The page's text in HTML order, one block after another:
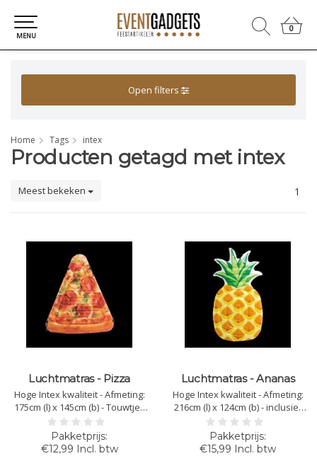
0
0
MENU
Open filters
Home Tags intex
Producten getagd met intex
Meest bekeken 1
Luchtmatras - Pizza
Hoge Intex kwaliteit - Afmeting:
175cm (l) x 145cm (b) - Touwtjes
voorzien voor verbinding met
andere - inclusief
reparatiemateriaal
€12,99 Incl. btw
Luchtmatras - Ananas
Hoge Intex kwaliteit - Afmeting:
216cm (l) x 124cm (b) - inclusief
reparatiemateriaal
€15,99 Incl. btw